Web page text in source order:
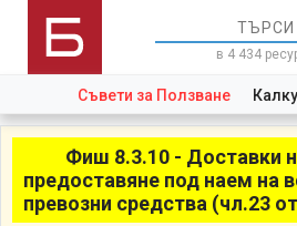
в 4 434
Съвети за Ползване
Фиш 8.3.10 - Доставки
предоставяне под наем на
превозни средства (чл.23